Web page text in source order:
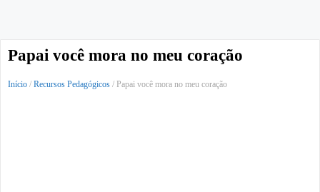
Papai você mora no meu coração
Início / Recursos Pedagógicos / Papai você mora no meu coração